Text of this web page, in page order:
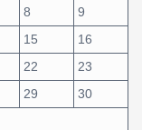
8
9
15
16
22
23
29
30